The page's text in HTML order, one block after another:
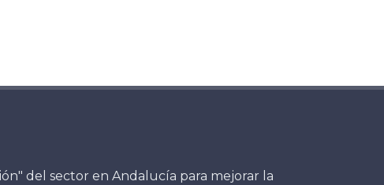
del sector en Andalucía para mejorar la